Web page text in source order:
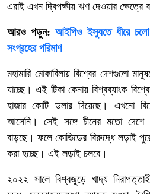
এরাই এখন দ্বিপক্ষীয় ঋণ দেওয়ার ক্ষেত্রে
আরও পড়ুন: আইপিও ইস্যুতে ধীরে চলো
সংগ্রহের পরিমাণ
মহামারি মোকাবিলায় বিশ্বের দেশগুলো
যাচ্ছে। এই টিকা কেনায় বিশ্বব্যাংক
হাজার কোটি ডলার দিয়েছে। এখনো
আসেনি। সেই সঙ্গে চীনের মতো
বাড়ছে। ফলে কোভিডের বিরুদ্ধে লড়াই
করা হচ্ছে। এই লড়াই চলবে।
২০২২ সালে বিশ্বজুড়ে খাদ্য